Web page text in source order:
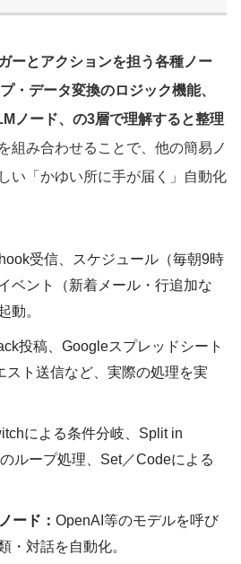
ーとアクションを担う各種ノー
・データ変換のロジック機能、
ノード、の3層で理解すると整理
組み合わせることで、他の簡易ノ
い「かゆい所に手が届く」自動化
受信、スケジュール（毎朝9時
ベント（新着メール・行追加な
動。
投稿、Googleスプレッドシート
スト送信など、実際の処理を実
による条件分岐、Split in
ループ処理、Set／Codeによる
ード： OpenAI等のモデルを呼び
・対話を自動化。